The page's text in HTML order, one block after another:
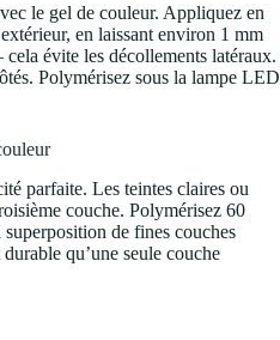
le gel de couleur. Appliquez en
en laissant environ 1 mm
évite les décollements latéraux.
Polymérisez sous la lampe LED
parfaite. Les teintes claires ou
couche. Polymérisez 60
de fines couches
qu’une seule couche